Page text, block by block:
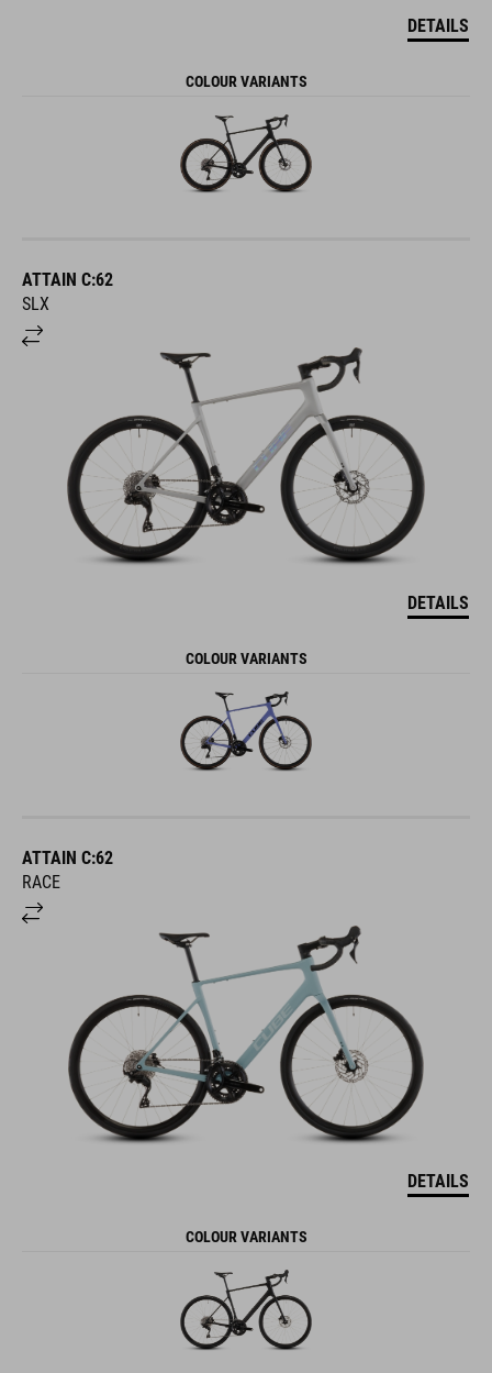
DETAILS
COLOUR VARIANTS
ATTAIN C:62
SLX
DETAILS
COLOUR VARIANTS
ATTAIN C:62
RACE
DETAILS
COLOUR VARIANTS